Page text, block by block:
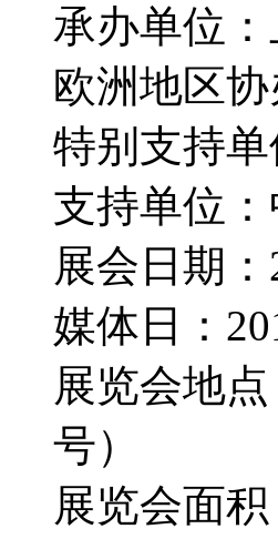
承办单位
欧洲地区
特别支持
支持单位
展会日期
媒体日：
展览会地
号）
展览会面